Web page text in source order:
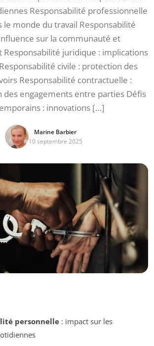
Responsabilité professionnelle
le monde du travail Responsabilité
sur la communauté et
Responsabilité juridique : implications
civile : protection des
Responsabilité contractuelle :
des engagements entre parties Défis
: innovations […]
Marine Barbier
10 septembre 2025
personnelle: impact sur les